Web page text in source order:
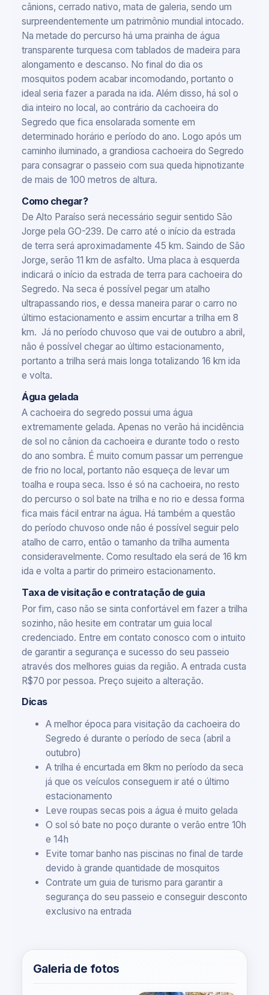
cânions, cerrado nativo, mata de galeria, sendo um
surpreendentemente um patrimônio mundial intocado.
Na metade do percurso há uma prainha de água
transparente turquesa com tablados de madeira para
alongamento e descanso. No final do dia os
mosquitos podem acabar incomodando, portanto o
ideal seria fazer a parada na ida. Além disso, há sol o
dia inteiro no local, ao contrário da cachoeira do
Segredo que fica ensolarada somente em
determinado horário e período do ano. Logo após um
caminho iluminado, a grandiosa cachoeira do Segredo
para consagrar o passeio com sua queda hipnotizante
de mais de 100 metros de altura.
Como chegar?
De Alto Paraíso será necessário seguir sentido São
Jorge pela GO-239. De carro até o início da estrada
de terra será aproximadamente 45 km. Saindo de São
Jorge, serão 11 km de asfalto. Uma placa à esquerda
indicará o início da estrada de terra para cachoeira do
Segredo. Na seca é possível pegar um atalho
ultrapassando rios, e dessa maneira parar o carro no
último estacionamento e assim encurtar a trilha em 8
km. Já no período chuvoso que vai de outubro a abril,
não é possível chegar ao último estacionamento,
portanto a trilha será mais longa totalizando 16 km ida
e volta.
Água gelada
A cachoeira do segredo possui uma água
extremamente gelada. Apenas no verão há incidência
de sol no cânion da cachoeira e durante todo o resto
do ano sombra. É muito comum passar um perrengue
de frio no local, portanto não esqueça de levar um
toalha e roupa seca. Isso é só na cachoeira, no resto
do percurso o sol bate na trilha e no rio e dessa forma
fica mais fácil entrar na água. Há também a questão
do período chuvoso onde não é possível seguir pelo
atalho de carro, então o tamanho da trilha aumenta
consideravelmente. Como resultado ela será de 16 km
ida e volta a partir do primeiro estacionamento.
Taxa de visitação e contratação de guia
Por fim, caso não se sinta confortável em fazer a trilha
sozinho, não hesite em contratar um guia local
credenciado. Entre em contato conosco com o intuito
de garantir a segurança e sucesso do seu passeio
através dos melhores guias da região. A entrada custa
R$70 por pessoa. Preço sujeito a alteração.
Dicas
A melhor época para visitação da cachoeira do
Segredo é durante o período de seca (abril a
outubro)
A trilha é encurtada em 8km no período da seca
já que os veículos conseguem ir até o último
estacionamento
Leve roupas secas pois a água é muito gelada
O sol só bate no poço durante o verão entre 10h
e 14h
Evite tomar banho nas piscinas no final de tarde
devido à grande quantidade de mosquitos
Contrate um guia de turismo para garantir a
segurança do seu passeio e conseguir desconto
exclusivo na entrada
Galeria de fotos